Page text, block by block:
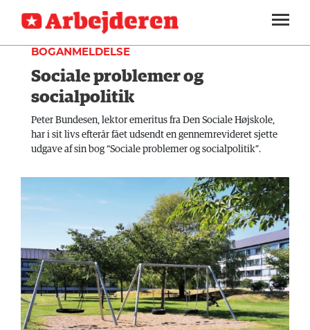
SEKTIONER
ARBEJDEREN
MENER
FAGLIGT
INDLAND
UDLAND
KALENDER
BLOGS
DEBAT
LÆSER
SOUNDCLOUD
ABONNER
LOG IND
BOGANMELDELSE
Sociale problemer og
socialpolitik
Peter Bundesen, lektor emeritus fra Den Sociale Højskole,
har i sit livs efterår fået udsendt en gennemrevideret sjette
udgave af sin bog “Sociale problemer og socialpolitik”.